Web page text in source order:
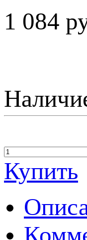
1 084
Купить